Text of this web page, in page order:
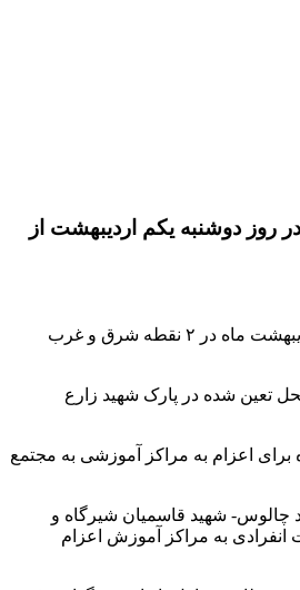
معاون وظیفه عمومی فرماندهی انتظامی مازندران از اعزام همزمان مشمولان دانشگاهی و غیر دانشگاهی پایه خدمتی اردیبهشت ماه ۱۴۰۴ در روز دوشنبه یکم اردیبهشت از
سرهنگ محمدرضا کریم پور در تشریح این خبر گفت: اعزام مشمولان خدمت مقدس سربازی اسفند ماه استان مازندران راس ساعت ۶ و ۳۰ دقیقه روز دوشنبه یکم اردیبهشت ماه در ۲ نقطه شرق و غرب
تعین شده در پارک شهید زارع
اعزام به مراکز آموزشی به مجتمع
چالوس- شهید قاسمیان شیرگاه و
سازندگی خاتم) با کد ۳۸۸ می‌بایست در زمان مقرر بصورت انفرادی به مراکز آموزش اعزام